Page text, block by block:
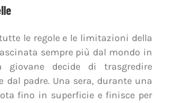
le regole e le limitazioni della
sempre più dal mondo in
giovane decide di trasgredire
dal padre. Una sera, durante una
fino in superficie e finisce per